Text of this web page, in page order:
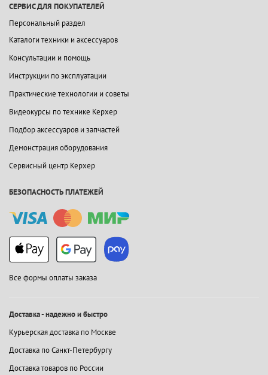
СЕРВИС ДЛЯ ПОКУПАТЕЛЕЙ
Персональный раздел
Каталоги техники и аксессуаров
Консультации и помощь
Инструкции по эксплуатации
Практические технологии и советы
Видеокурсы по технике Керхер
Подбор аксессуаров и запчастей
Демонстрация оборудования
Сервисный центр Керхер
БЕЗОПАСНОСТЬ ПЛАТЕЖЕЙ
Все формы оплаты заказа
Доставка - надежно и быстро
Курьерская доставка по Москве
Доставка по Санкт-Петербургу
Доставка товаров по России